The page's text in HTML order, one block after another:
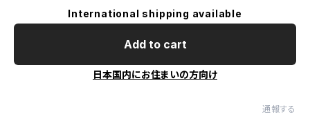
International shipping available
Add to cart
日本国内にお住まいの方向け
通報する